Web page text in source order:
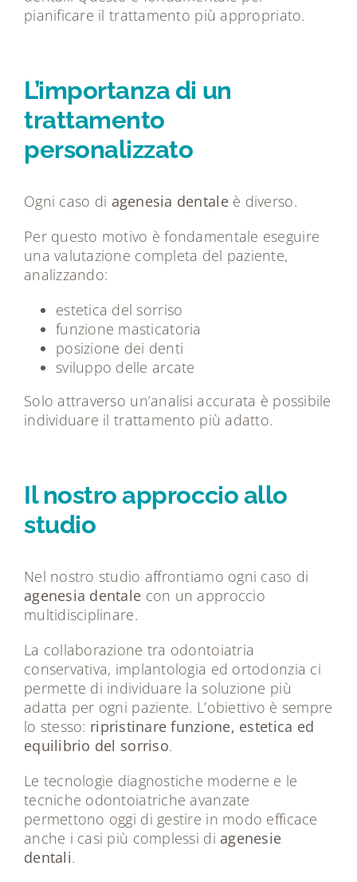
pianificare il trattamento più appropriato.
L’importanza di un
trattamento
personalizzato
Ogni caso di agenesia dentaleè diverso.
Per questo motivo è fondamentale eseguire
una valutazione completa del paziente,
analizzando:
estetica del sorriso
funzione masticatoria
posizione dei denti
sviluppo delle arcate
Solo attraverso un’analisi accurata è possibile
individuare il trattamento più adatto.
Il nostro approccio allo
studio
Nel nostro studio affrontiamo ogni caso di
agenesia dentale con un approccio
multidisciplinare.
La collaborazione tra odontoiatria
conservativa, implantologia ed ortodonzia ci
permette di individuare la soluzione più
adatta per ogni paziente. L’obiettivo è sempre
lo stesso: ripristinare funzione, estetica ed
equilibrio del sorriso.
Le tecnologie diagnostiche moderne e le
tecniche odontoiatriche avanzate
permettono oggi di gestire in modo efficace
anche i casi più complessi di agenesie
dentali.